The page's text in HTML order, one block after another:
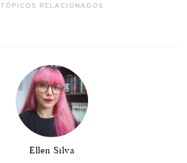
TÓPICOS RELACIONADOS
Ellen Silva